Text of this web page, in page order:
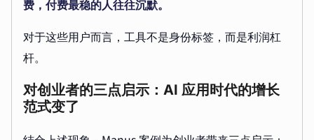
费，付费最稳的人往往沉默。
对于这些用户而言，工具不是身份标签，而是利润杠
杆。
对创业者的三点启示：AI 应用时代的增长
范式变了